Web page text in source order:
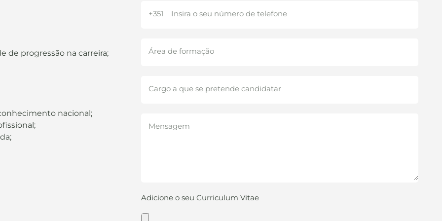
de progressão na carreira;
nacional;
Adicione o seu Curriculum Vitae